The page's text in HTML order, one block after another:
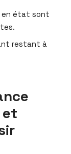
en état sont
restant à
et